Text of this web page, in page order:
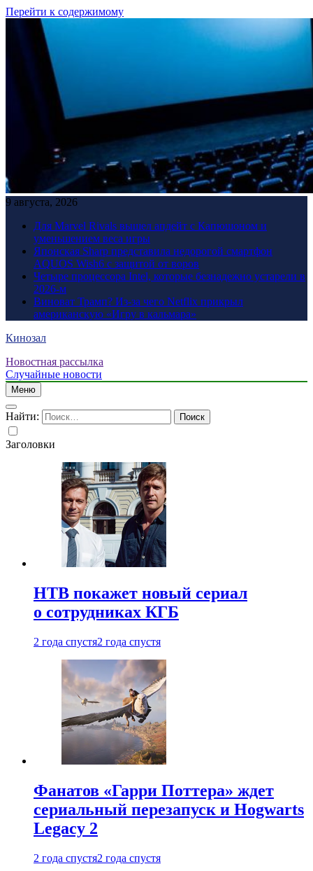
Перейти к содержимому
9 августа, 2026
Для Marvel Rivals вышел апдейт с Капюшоном и
уменьшением веса игры
Японская Sharp представила недорогой смартфон
AQUOS Wish6 с защитой от воров
Четыре процессора Intel, которые безнадежно устарели в
2026-м
Виноват Трамп? Из-за чего Netflix прикрыл
американскую «Игру в кальмара»
Кинозал
Новостная рассылка
Случайные новости
Меню
Найти:
Заголовки
НТВ покажет новый сериал
о сотрудниках КГБ
2 года спустя2 года спустя
Фанатов «Гарри Поттера» ждет
сериальный перезапуск и Hogwarts
Legacy 2
2 года спустя2 года спустя